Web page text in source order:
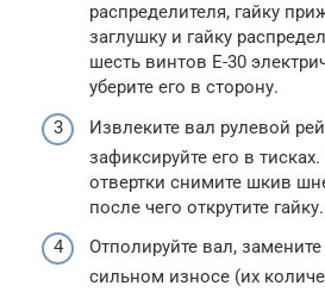
распределителя, гайку
заглушку и гайку
шесть винтов E-30
уберите его в сторону.
Извлеките вал рулевой
зафиксируйте его в
отвертки снимите шкив
после чего открутите гайку.
Отполируйте вал,
сильном износе (их